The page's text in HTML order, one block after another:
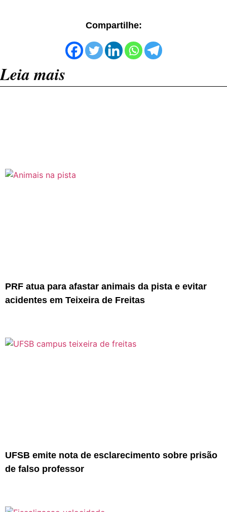
Compartilhe:
Leia mais
PRF atua para afastar animais da pista e evitar
acidentes em Teixeira de Freitas
UFSB emite nota de esclarecimento sobre prisão
de falso professor